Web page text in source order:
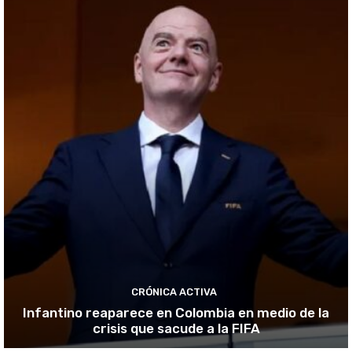
CRÓNICA ACTIVA
Infantino reaparece en Colombia en medio de la
crisis que sacude a la FIFA